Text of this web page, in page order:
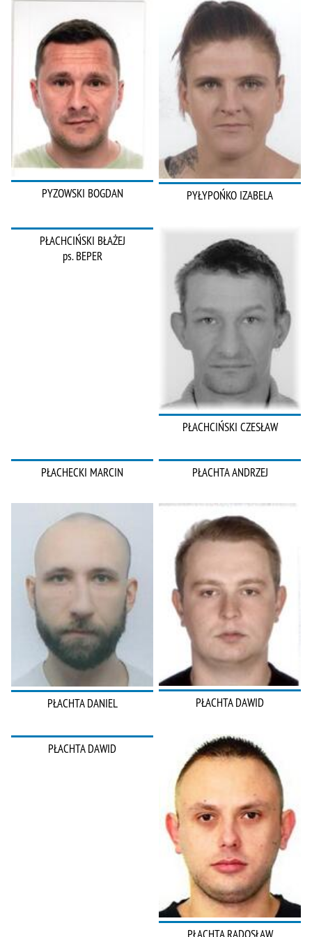
PYZOWSKI BOGDAN PYŁYPOŃKO IZABELA
PŁACHCIŃSKI BŁAŻEJ
ps. BEPER
PŁACHCIŃSKI CZESŁAW
PŁACHECKI MARCIN PŁACHTA ANDRZEJ
PŁACHTA DANIEL PŁACHTA DAWID
PŁACHTA DAWID
PŁACHTA RADOSŁAW